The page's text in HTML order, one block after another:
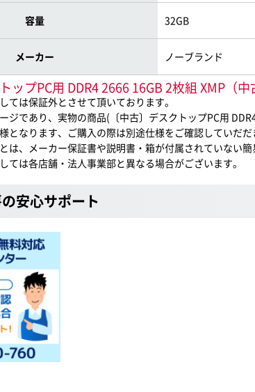
容量 32GB
メーカー ノーブランド
ップPC用 DDR4 2666 16GB 2枚組 XMP
は保証外とさせて頂いております。
ジであり、実物の商品(〔中古〕デスクトップPC用
なります、ご購入の際は別途仕様をご確認していだだ
、メーカー保証書や説明書・箱が付属されていない簡
は各店舗・法人事業部と異なる場合がございます。
安心サポート